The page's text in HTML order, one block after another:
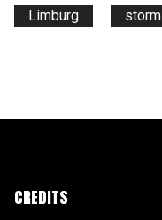
Limburg storm
CREDITS